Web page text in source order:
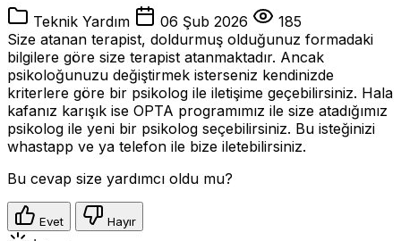
Teknik Yardım 06 Şub 2026
185
Size atanan terapist, doldurmuş olduğunuz formadaki
bilgilere göre size terapist atanmaktadır. Ancak
psikoloğunuzu değiştirmek isterseniz kendinizde
kriterlere göre bir psikolog ile iletişime geçebilirsiniz. Hala
kafanız karışık ise OPTA programımız ile size atadığımız
psikolog ile yeni bir psikolog seçebilirsiniz. Bu isteğinizi
whastapp ve ya telefon ile bize iletebilirsiniz.
Bu cevap size yardımcı oldu mu?
Evet Hayır